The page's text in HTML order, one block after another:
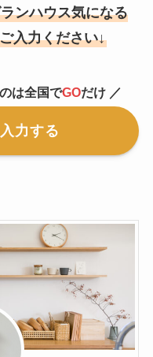
ンハウス気になる
入力ください↓
は全国でGOだけ ／
力する